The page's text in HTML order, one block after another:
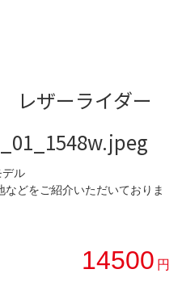
レザーライダー
ル
どをご紹介いただいておりま
14500 円